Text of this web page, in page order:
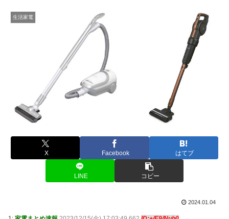
生活家電
X Facebook はてブ
LINE コピー
2024.01.04